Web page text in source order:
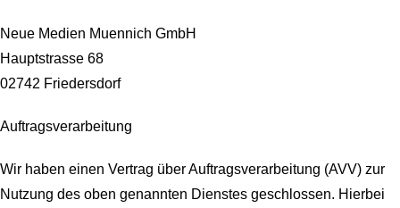
Neue Medien Muennich GmbH
Hauptstrasse 68
02742 Friedersdorf
Auftragsverarbeitung
Wir haben einen Vertrag über Auftragsverarbeitung (AVV) zur
Nutzung des oben genannten Dienstes geschlossen. Hierbei